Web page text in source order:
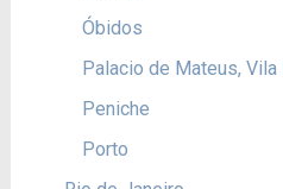
Óbidos
Palacio de Mateus, Vila
Peniche
Porto